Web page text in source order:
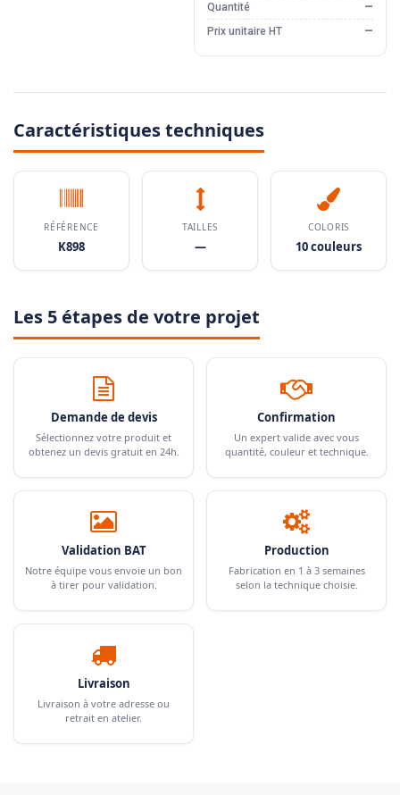
Quantité
—
Prix unitaire HT
—
Caractéristiques techniques
RÉFÉRENCE
K898
TAILLES
—
COLORIS
10 couleurs
Les 5 étapes de votre projet
Demande de devis
Sélectionnez votre produit et
obtenez un devis gratuit en 24h.
Confirmation
Un expert valide avec vous
quantité, couleur et technique.
Validation BAT
Notre équipe vous envoie un bon
à tirer pour validation.
Production
Fabrication en 1 à 3 semaines
selon la technique choisie.
Livraison
Livraison à votre adresse ou
retrait en atelier.